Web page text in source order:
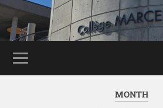
MONTH
Panneau de gestion des cookies